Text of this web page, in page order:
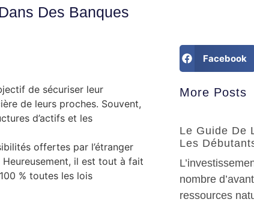
Des Banques
de sécuriser leur
de leurs proches. Souvent,
d’actifs et les
offertes par l’étranger
Heureusement, il est tout à fait
% toutes les lois
Facebook
More Posts
Le Guide De
Les
nombre
ressources